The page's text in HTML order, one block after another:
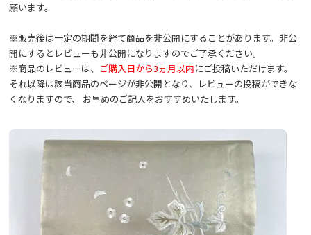
願います。
※販売後は一定の期間を経て商品を非公開にすることがあります。非公
開にするとレビューも非公開になりますのでご了承ください。
※商品のレビューは、 ご購入日から3ヵ月以内にご投稿いただけます。
それ以降は該当商品のページが非公開となり、レビューの投稿ができな
くなりますので、 お早めのご記入をおすすめいたします。